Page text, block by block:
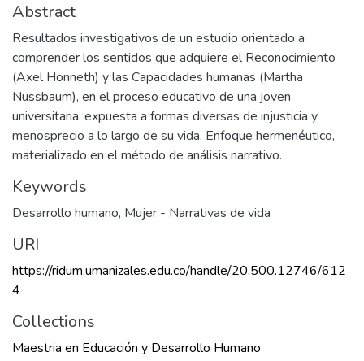
Abstract
Resultados investigativos de un estudio orientado a
comprender los sentidos que adquiere el Reconocimiento
(Axel Honneth) y las Capacidades humanas (Martha
Nussbaum), en el proceso educativo de una joven
universitaria, expuesta a formas diversas de injusticia y
menosprecio a lo largo de su vida. Enfoque hermenéutico,
materializado en el método de análisis narrativo.
Keywords
Desarrollo humano, Mujer - Narrativas de vida
URI
https://ridum.umanizales.edu.co/handle/20.500.12746/612
4
Collections
Maestria en Educación y Desarrollo Humano